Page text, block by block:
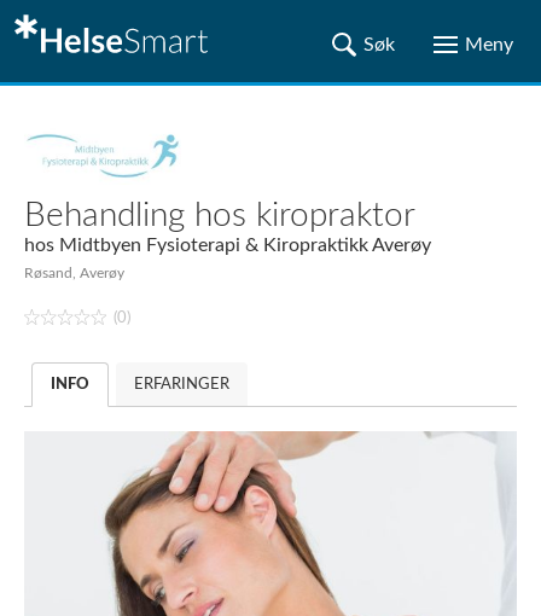
Behandling hos kiropraktor
hos Midtbyen Fysioterapi & Kiropraktikk Averøy
Røsand, Averøy
(0)
INFO ERFARINGER